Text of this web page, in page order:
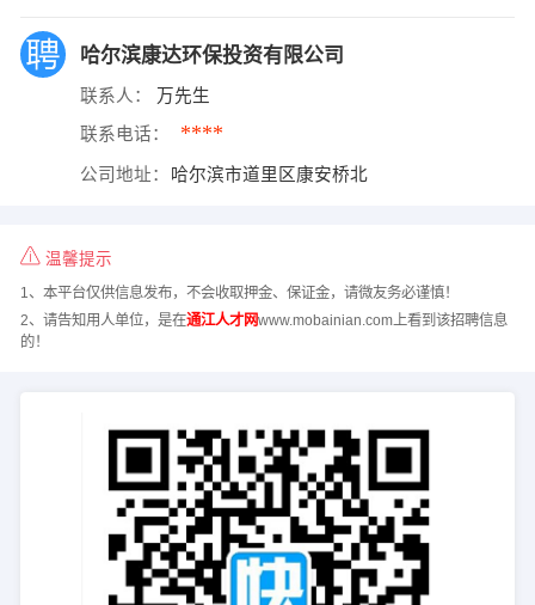
哈尔滨康达环保投资有限公司
联系人： 万先生
联系电话： ****
公司地址： 哈尔滨市道里区康安桥北
温馨提示
1、本平台仅供信息发布，不会收取押金、保证金，请微友务必谨慎！
2、请告知用人单位，是在通江人才网www.mobainian.com上看到该招聘信息
的！